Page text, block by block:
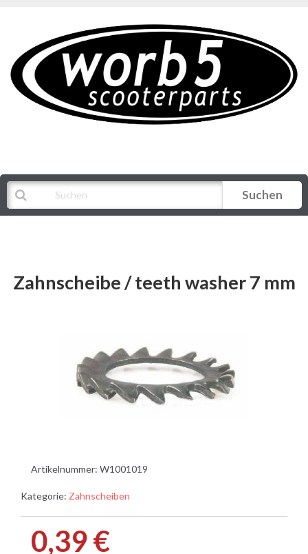
Suchen
Zahnscheibe / teeth washer 7 mm
Artikelnummer: W1001019
Kategorie: Zahnscheiben
0,39 €